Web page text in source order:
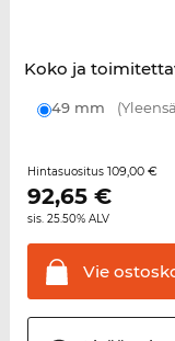
Koko ja
49 mm
Hintasuositus 109,00 €
92,65€
sis. 25.50% ALV
Vie